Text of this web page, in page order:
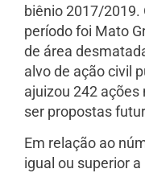
biênio 2017/2019.
período foi Mato
de área
alvo de ação civil
ajuizou 242
ser propostas
Em relação ao
igual ou superior